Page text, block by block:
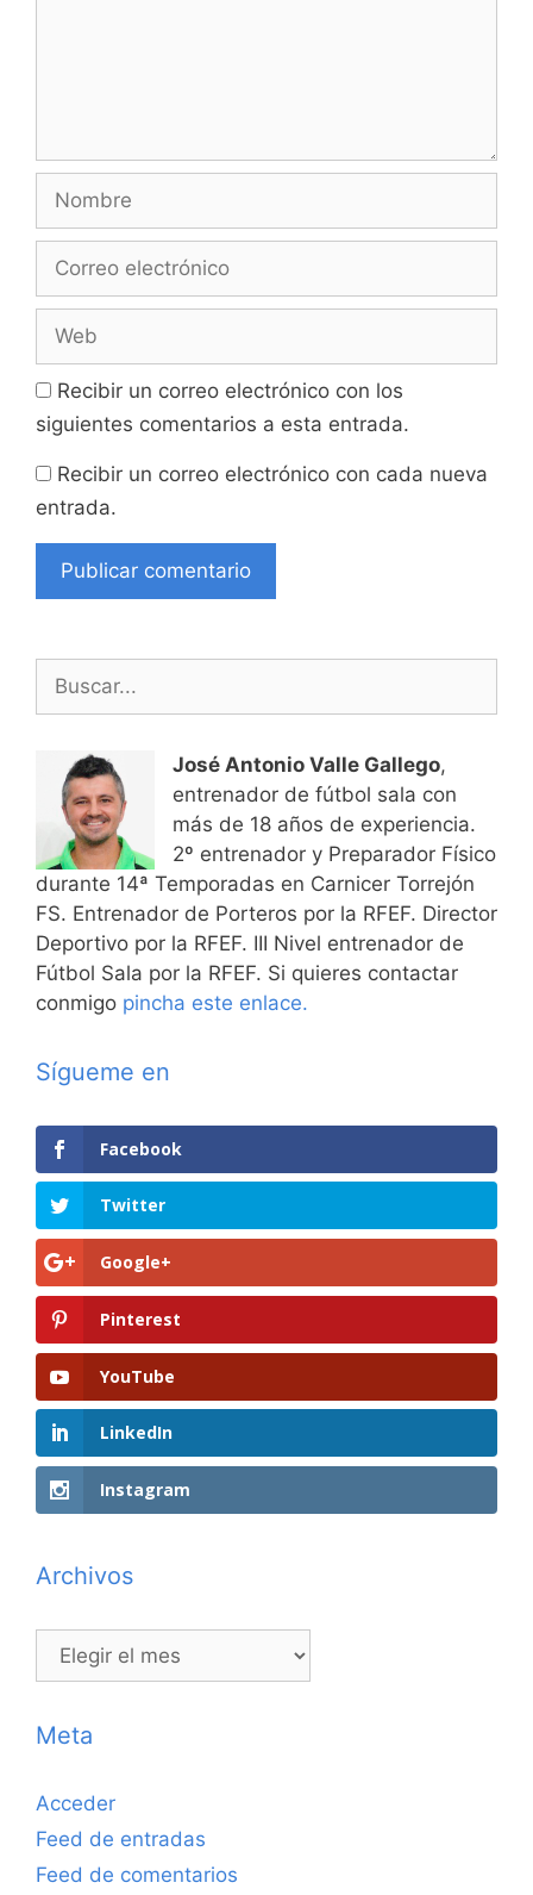
electrónico
Recibir un correo electrónico con los
siguientes comentarios a esta entrada.
Recibir un correo electrónico con cada nueva
entrada.
José Antonio Valle Gallego,
entrenador de fútbol sala con
más de 18 años de experiencia.
2º entrenador y Preparador Físico
durante 14ª Temporadas en Carnicer Torrejón
FS. Entrenador de Porteros por la RFEF. Director
Deportivo por la RFEF. III Nivel entrenador de
Fútbol Sala por la RFEF. Si quieres contactar
conmigo pincha este enlace.
Sígueme en
Facebook
Twitter
Google+
Pinterest
YouTube
LinkedIn
Instagram
Archivos
Archivos
Meta
Acceder
Feed de entradas
Feed de comentarios